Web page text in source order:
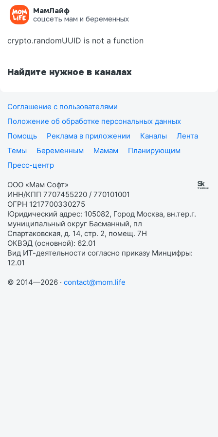
МамЛайф
соцсеть мам и беременных
Ошибка на странице
crypto.randomUUID is not a function
Найдите нужное в каналах
Соглашение с пользователями
Положение об обработке персональных данных
Помощь
Реклама в приложении Каналы
Лента
Темы
Беременным Мамам
Планирующим
Пресс-центр
ООО «Мам Софт»
ИНН/КПП 7707455220 / 770101001
ОГРН 1217700330275
Юридический адрес: 105082, Город Москва, вн.тер.г.
муниципальный округ Басманный, пл
Спартаковская, д. 14, стр. 2, помещ. 7Н
ОКВЭД (основной): 62.01
Вид ИТ-деятельности согласно приказу Минцифры:
12.01
© 2014—2026 · contact@mom.life